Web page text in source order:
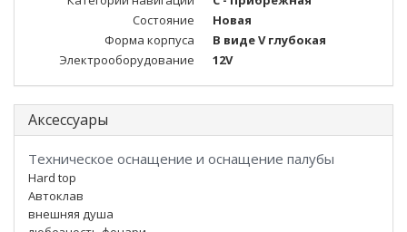
Состояние
Новая
Форма корпуса
В виде V глубокая
Электрооборудование
12V
Аксессуары
Техническое оснащение и оснащение палубы
Hard top
Автоклав
внешняя душа